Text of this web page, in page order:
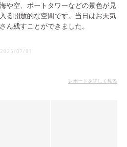
や空、ポートタワーなどの景色が見
る開放的な空間です。当日はお天気
ん残すことができました。
と好評で、実際に「またレストラン
2025/07/01
レポートを詳しく見る